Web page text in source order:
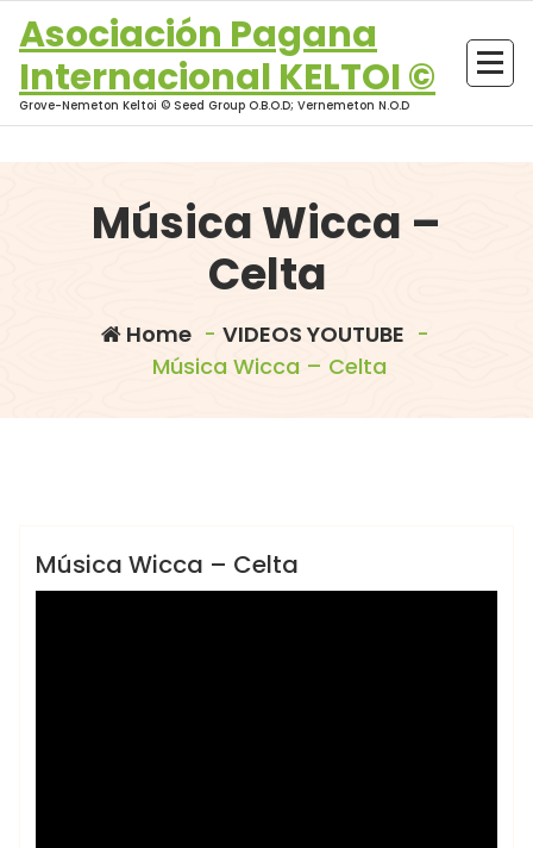
content
Asociación Pagana
Internacional KELTOI ©
Grove-Nemeton Keltoi © Seed Group O.B.O.D; Vernemeton N.O.D
Música Wicca –
Celta
Home- VIDEOS YOUTUBE -
Música Wicca – Celta
VIDEOS YOUTUBE
Música Wicca – Celta